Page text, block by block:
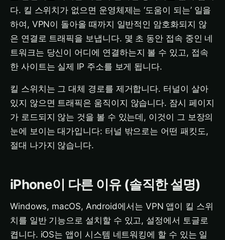
다. 킬 스위치가 없으면 운영체제는 ‘도움이 되는’ 일을
하여, VPN이 돌아올 때까지 일반적인 암호화되지 않
은 연결로 트래픽을 보냅니다. 몇 초 동안 접속 중인 네
트워크는 당신이 어디에 연결하는지 볼 수 있고, 접속
한 사이트는 실제 IP 주소를 보게 됩니다.
킬 스위치는 그 대체 경로를 제거합니다. 터널이 살아
있지 않으면 트래픽은 움직이지 않습니다. 잠시 페이지
가 로드되지 않는 것을 볼 수 있는데, 이것이 그 보장의
눈에 보이는 대가입니다: 터널 밖으로는 어떤 패킷도,
절대 나가지 않습니다.
iPhone이 다른 이유 (솔직한 설명)
Windows, macOS, Android에서는 VPN 앱이 킬 스위
치를 일반 기능으로 설치할 수 있고, 설정에서 토글로
켭니다. iOS는 앱이 시스템 네트워킹에 할 수 있는 일